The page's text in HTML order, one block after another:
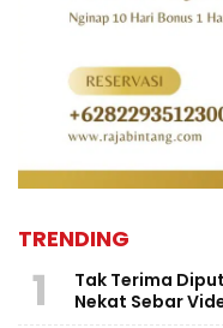
TRENDING
1
Tak Terima
Nekat Sebar